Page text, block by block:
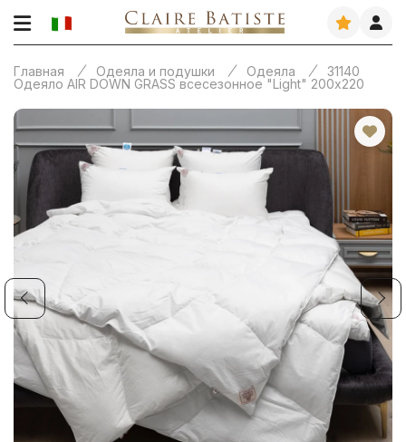
Главная Одеяла и подушки Одеяла
31140
Одеяло AIR DOWN GRASS всесезонное "Light" 200х220